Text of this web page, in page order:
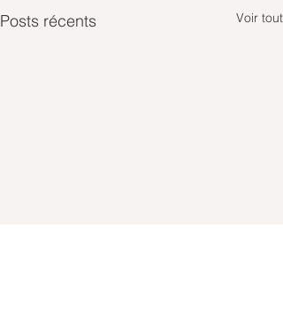
Posts récents Voir tout